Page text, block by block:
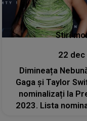
Stiri
22 dec
Dimineața
Gaga şi Taylor
nominalizați la
2023. Lista